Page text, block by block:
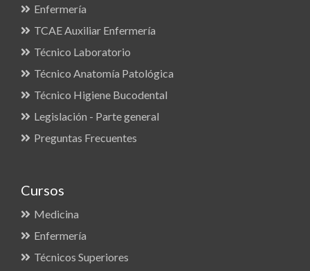
Enfermería
TCAE Auxiliar Enfermería
Técnico Laboratorio
Técnico Anatomía Patológica
Técnico Higiene Bucodental
Legislación - Parte general
Preguntas Frecuentes
Cursos
Medicina
Enfermería
Técnicos Superiores